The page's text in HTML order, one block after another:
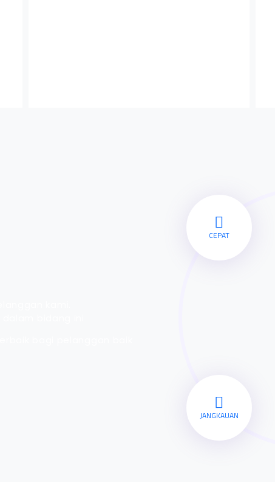
CEPAT
JANGKAUAN